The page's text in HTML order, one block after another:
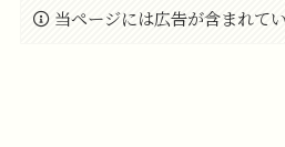
当ページには広告が含まれてい